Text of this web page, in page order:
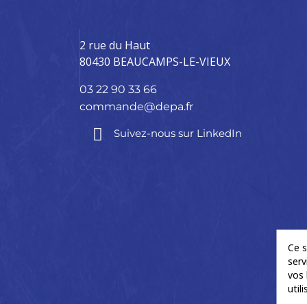
Ce
vos
2 rue du Haut
80430 BEAUCAMPS-LE-VIEUX
03 22 90 33 66
commande@depa.fr
Suivez-nous sur LinkedIn